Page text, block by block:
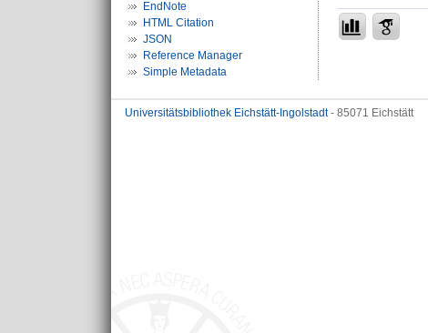
EndNote
HTML Citation
JSON
Reference Manager
Simple Metadata
Universitätsbibliothek Eichstätt-Ingolstadt- 85071 Eichstätt